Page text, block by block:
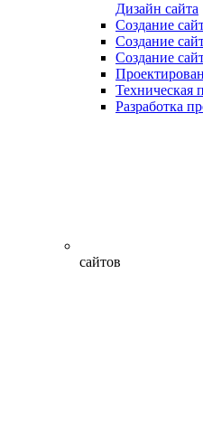
Дизайн сайта
Создание
Создание
Создание
Техническая
Разработка
сайтов